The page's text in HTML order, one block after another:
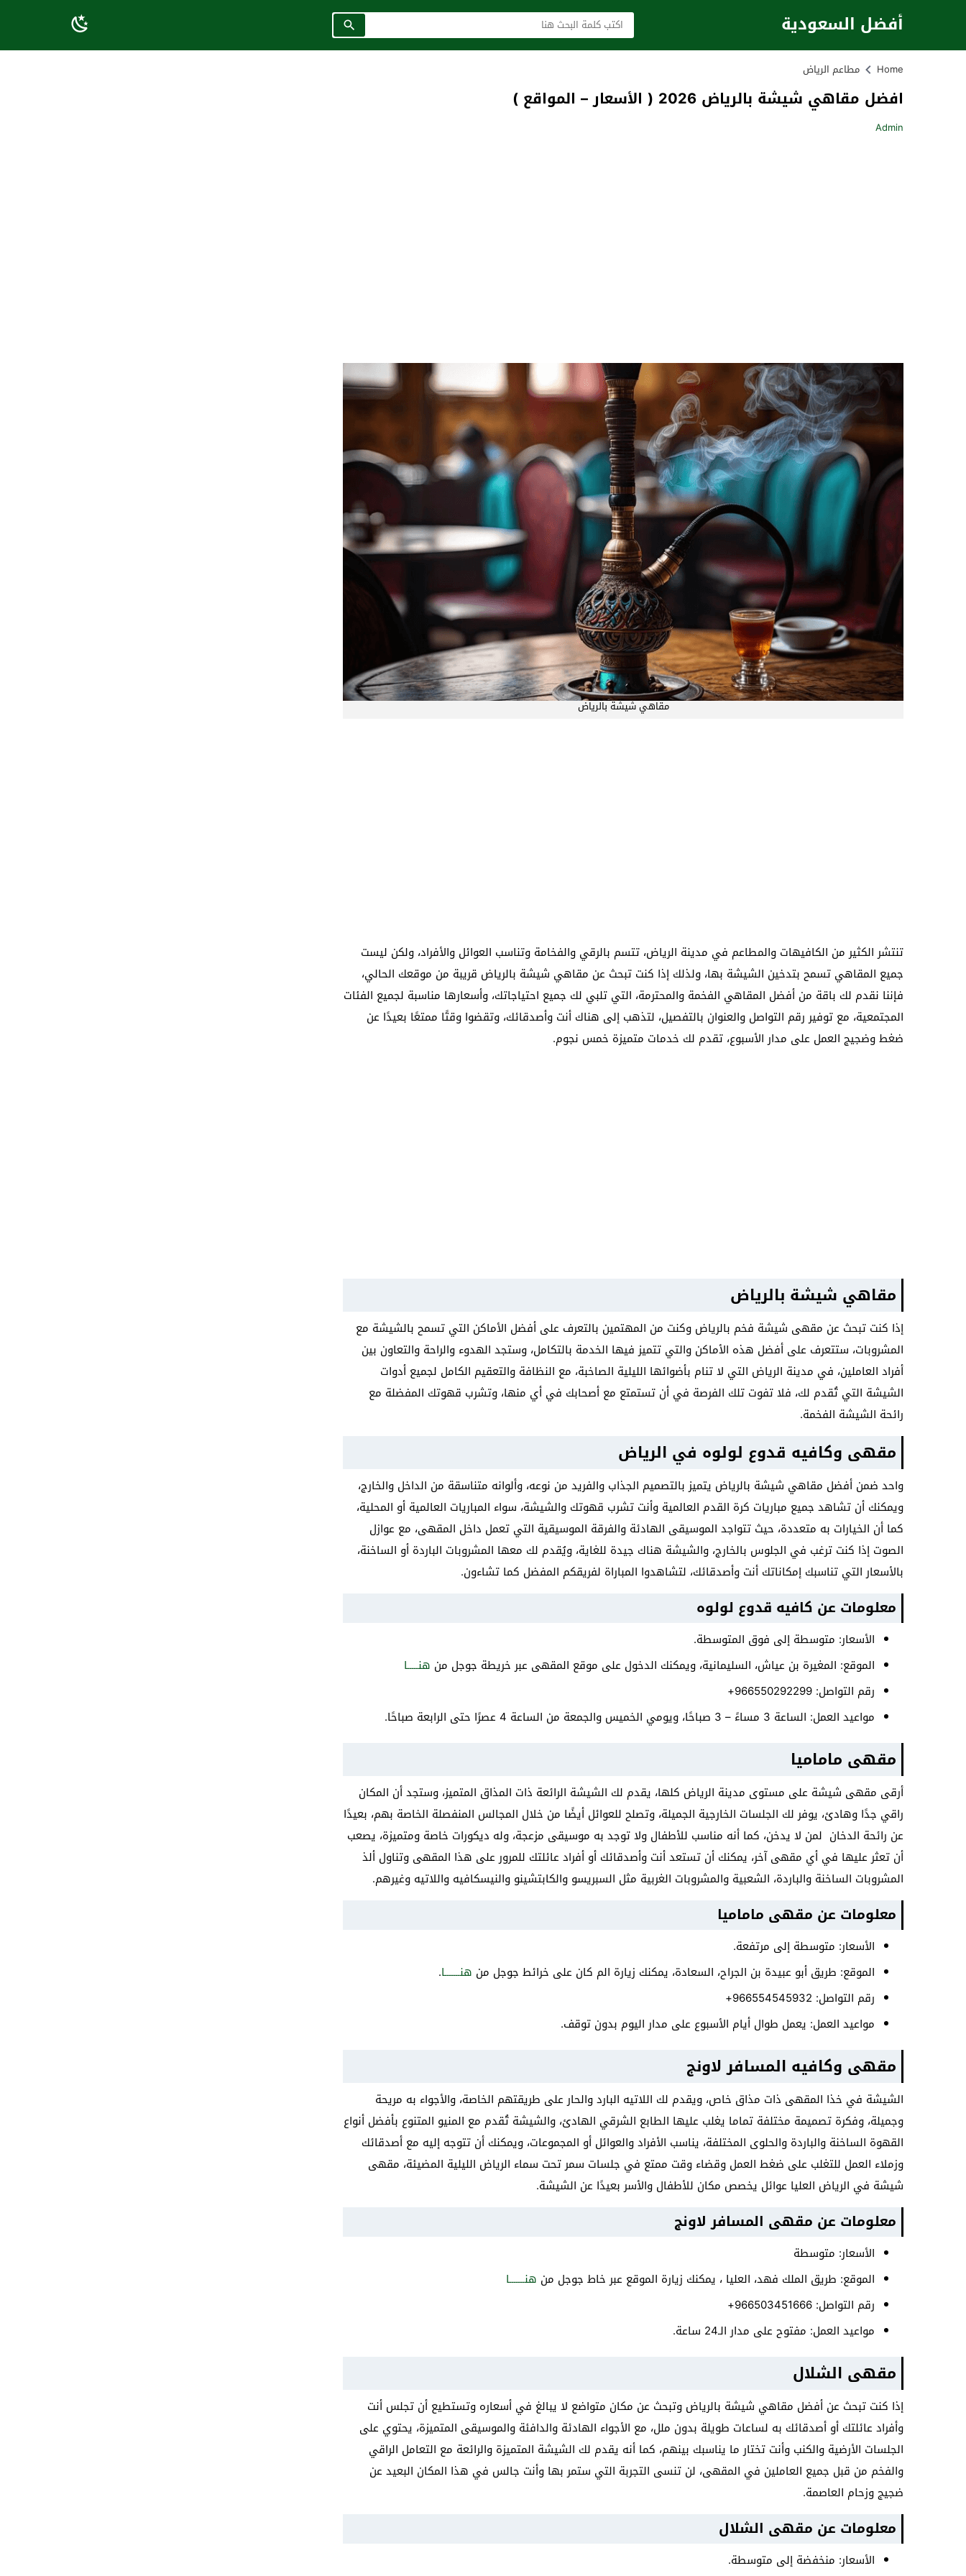
أفضل السعودية
Home مطاعم الرياض
افضل مقاهي شيشة بالرياض 2026 ( الأسعار – المواقع )
Admin
مقاهي شيشة بالرياض
تنتشر الكثير من الكافيهات والمطاعم في مدينة الرياض، تتسم بالرقي والفخامة وتناسب العوائل والأفراد، ولكن ليست
جميع المقاهي تسمح بتدخين الشيشة بها، ولذلك إذا كنت تبحث عن مقاهي شيشة بالرياض قريبة من موقعك الحالي،
فإننا نقدم لك باقة من أفضل المقاهي الفخمة والمحترمة، التي تلبي لك جميع احتياجاتك، وأسعارها مناسبة لجميع الفئات
المجتمعية، مع توفير رقم التواصل والعنوان بالتفصيل، لتذهب إلى هناك أنت وأصدقائك، وتقضوا وقتًا ممتعًا بعيدًا عن
ضغط وضجيج العمل على مدار الأسبوع، تقدم لك خدمات متميزة خمس نجوم.
مقاهي شيشة بالرياض
إذا كنت تبحث عن مقهى شيشة فخم بالرياض وكنت من المهتمين بالتعرف على أفضل الأماكن التي تسمح بالشيشة مع
المشروبات، ستتعرف على أفضل هذه الأماكن والتي تتميز فيها الخدمة بالتكامل، وستجد الهدوء والراحة والتعاون بين
أفراد العاملين، في مدينة الرياض التي لا تنام بأضوائها الليلية الصاخبة، مع النظافة والتعقيم الكامل لجميع أدوات
الشيشة التي تُقدم لك، فلا تفوت تلك الفرصة في أن تستمتع مع أصحابك في أي منها، وتشرب قهوتك المفضلة مع
رائحة الشيشة الفخمة.
مقهى وكافيه قدوع لولوه في الرياض
واحد ضمن أفضل مقاهي شيشة بالرياض يتميز بالتصميم الجذاب والفريد من نوعه، وألوانه متناسقة من الداخل والخارج،
ويمكنك أن تشاهد جميع مباريات كرة القدم العالمية وأنت تشرب قهوتك والشيشة، سواء المباريات العالمية أو المحلية،
كما أن الخيارات به متعددة، حيث تتواجد الموسيقى الهادئة والفرقة الموسيقية التي تعمل داخل المقهى، مع عوازل
الصوت إذا كنت ترغب في الجلوس بالخارج، والشيشة هناك جيدة للغاية، ويُقدم لك معها المشروبات الباردة أو الساخنة،
بالأسعار التي تناسبك إمكاناتك أنت وأصدقائك، لتشاهدوا المباراة لفريقكم المفضل كما تشاءون.
معلومات عن كافيه قدوع لولوه
الأسعار: متوسطة إلى فوق المتوسطة.
الموقع: المغيرة بن عياش، السليمانية، ويمكنك الدخول على موقع المقهى عبر خريطة جوجل من هنـــــا
رقم التواصل: 966550292299+
مواعيد العمل: الساعة 3 مساءً – 3 صباحًا، ويومي الخميس والجمعة من الساعة 4 عصرًا حتى الرابعة صباحًا.
مقهى ماماميا
أرقى مقهى شيشة على مستوى مدينة الرياض كلها، يقدم لك الشيشة الرائعة ذات المذاق المتميز، وستجد أن المكان
راقي جدًا وهادئ، يوفر لك الجلسات الخارجية الجميلة، وتصلح للعوائل أيضًا من خلال المجالس المنفصلة الخاصة بهم، بعيدًا
عن رائحة الدخان لمن لا يدخن، كما أنه مناسب للأطفال ولا توجد به موسيقى مزعجة، وله ديكورات خاصة ومتميزة، يصعب
أن تعثر عليها في أي مقهى آخر، يمكنك أن تستعد أنت وأصدقائك أو أفراد عائلتك للمرور على هذا المقهى وتناول ألذ
المشروبات الساخنة والباردة، الشعبية والمشروبات الغربية مثل السبريسو والكابتشينو والنيسكافيه واللاتيه وغيرهم.
معلومات عن مقهى ماماميا
الأسعار: متوسطة إلى مرتفعة.
الموقع: طريق أبو عبيدة بن الجراح، السعادة، يمكنك زيارة الم كان على خرائط جوجل من هنـــــــا.
رقم التواصل: 966554545932+
مواعيد العمل: يعمل طوال أيام الأسبوع على مدار اليوم بدون توقف.
مقهى وكافيه المسافر لاونج
الشيشة في خذا المقهى ذات مذاق خاص، ويقدم لك اللاتيه البارد والحار على طريقتهم الخاصة، والأجواء به مريحة
وجميلة، وفكرة تصميمة مختلفة تماما يغلب عليها الطابع الشرقي الهادئ، والشيشة تُقدم مع المنيو المتنوع بأفضل أنواع
القهوة الساخنة والباردة والحلوى المختلفة، يناسب الأفراد والعوائل أو المجموعات، ويمكنك أن تتوجه إليه مع أصدقائك
وزملاء العمل للتغلب على ضغط العمل وقضاء وقت ممتع في جلسات سمر تحت سماء الرياض الليلية المضيئة، مقهى
شيشة في الرياض العليا عوائل يخصص مكان للأطفال والأسر بعيدًا عن الشيشة.
معلومات عن مقهى المسافر لاونج
الأسعار: متوسطة
الموقع: طريق الملك فهد، العليا ، يمكنك زيارة الموقع عبر خاط جوجل من هنـــــــا
رقم التواصل: 966503451666+
مواعيد العمل: مفتوح على مدار الـ24 ساعة.
مقهى الشلال
إذا كنت تبحث عن أفضل مقاهي شيشة بالرياض وتبحث عن مكان متواضع لا يبالغ في أسعاره وتستطيع أن تجلس أنت
وأفراد عائلتك أو أصدقائك به لساعات طويلة بدون ملل، مع الأجواء الهادئة والدافئة والموسيقى المتميزة، يحتوي على
الجلسات الأرضية والكنب وأنت تختار ما يناسبك بينهم، كما أنه يقدم لك الشيشة المتميزة والرائعة مع التعامل الراقي
والفخم من قبل جميع العاملين في المقهى، لن تنسى التجربة التي ستمر بها وأنت جالس في هذا المكان البعيد عن
ضجيج وزحام العاصمة.
معلومات عن مقهى الشلال
الأسعار: منخفضة إلى متوسطة.